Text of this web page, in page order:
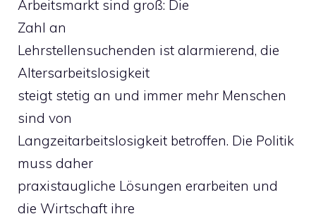
Arbeitsmarkt sind groß: Die
Zahl an
Lehrstellensuchenden ist alarmierend, die
Altersarbeitslosigkeit
steigt stetig an und immer mehr Menschen
sind von
Langzeitarbeitslosigkeit betroffen. Die Politik
muss daher
praxistaugliche Lösungen erarbeiten und
die Wirtschaft ihre